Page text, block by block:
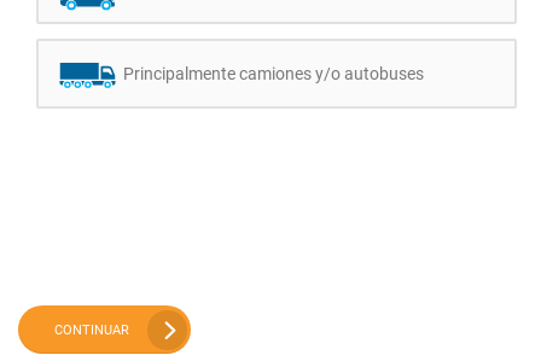
Principalmente camiones y/o autobuses
CONTINUAR